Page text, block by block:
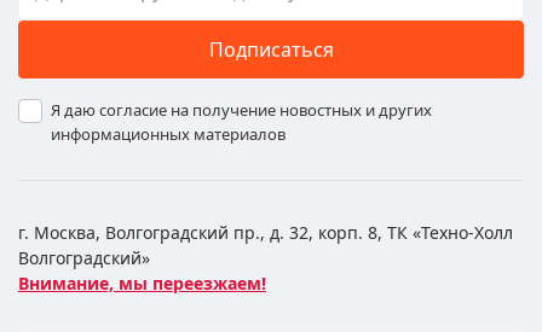
Подписаться
Я даю согласие на получение новостных и других
информационных материалов
г. Москва, Волгоградский пр., д. 32, корп. 8, ТК «Техно-Холл
Волгоградский»
Внимание, мы переезжаем!